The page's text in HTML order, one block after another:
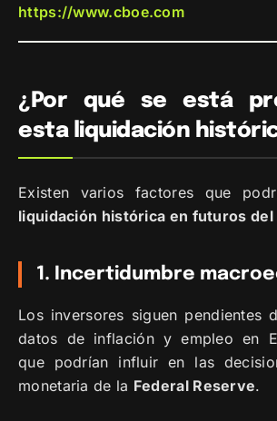
https://www.cboe.com
¿Por qué se está
esta liquidación
Existen varios factores que
liquidación histórica en futuros del
1. Incertidumbre
Los inversores siguen pendientes
datos de inflación y empleo en
que podrían influir en las
monetaria de la Federal Reserve.